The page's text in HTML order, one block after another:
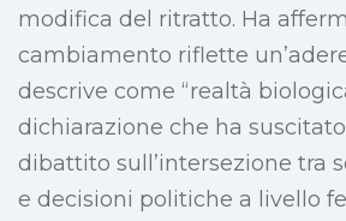
modifica del ritratto. Ha
cambiamento riflette
descrive come “realtà
dichiarazione che ha
dibattito sull’intersezione tra
e decisioni politiche a livello